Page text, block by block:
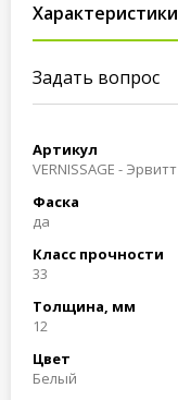
Характеристики
Задать вопрос
Артикул
VERNISSAGE - Эрвитт
Фаска
да
Класс прочности
33
Толщина, мм
12
Цвет
Белый